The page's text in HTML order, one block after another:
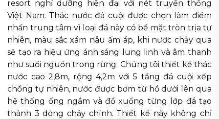
resort nghỉ dưỡng hiện đại với nét truyền thống
Việt Nam. Thác nước đá cuội được chọn làm điểm
nhấn trung tâm vì loại đá này có bề mặt tròn trịa tự
nhiên, màu sắc xám nâu ấm áp, khi nước chảy qua
sẽ tạo ra hiệu ứng ánh sáng lung linh và âm thanh
như suối nguồn trong rừng. Chúng tôi thiết kế thác
nước cao 2,8m, rộng 4,2m với 5 tầng đá cuội xếp
chồng tự nhiên, nước được bơm từ hồ dưới lên qua
hệ thống ống ngầm và đổ xuống từng lớp đá tạo
thành 3 dòng chảy chính. Thiết kế này không chỉ